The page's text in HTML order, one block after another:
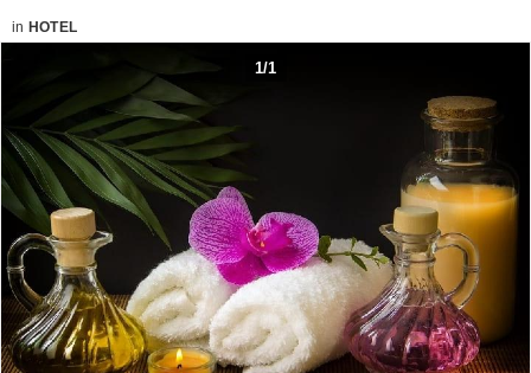
in HOTEL
1/1